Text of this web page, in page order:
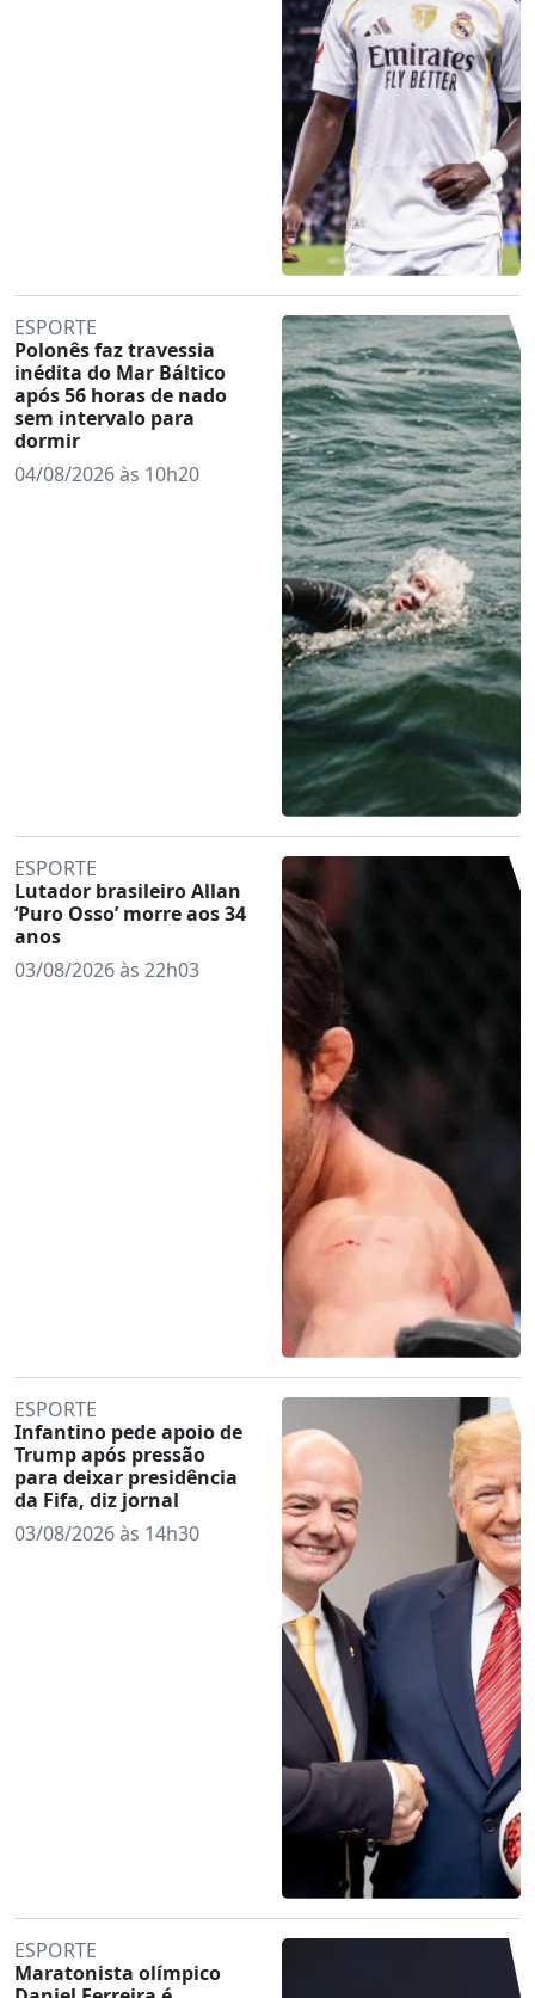
ESPORTE
Polonês faz travessia
inédita do Mar Báltico
após 56 horas de nado
sem intervalo para
dormir
04/08/2026 às 10h20
ESPORTE
Lutador brasileiro Allan
‘Puro Osso’ morre aos 34
anos
03/08/2026 às 22h03
ESPORTE
Infantino pede apoio de
Trump após pressão
para deixar presidência
da Fifa, diz jornal
03/08/2026 às 14h30
ESPORTE
Maratonista olímpico